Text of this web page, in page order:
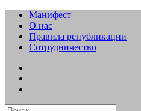
Манифест
О нас
Правила републикации
Сотрудничество